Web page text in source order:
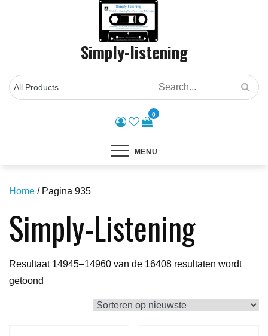
Simply-listening
0
MENU
Home / Pagina 935
Simply-Listening
Resultaat 14945–14960 van de 16408 resultaten wordt
getoond